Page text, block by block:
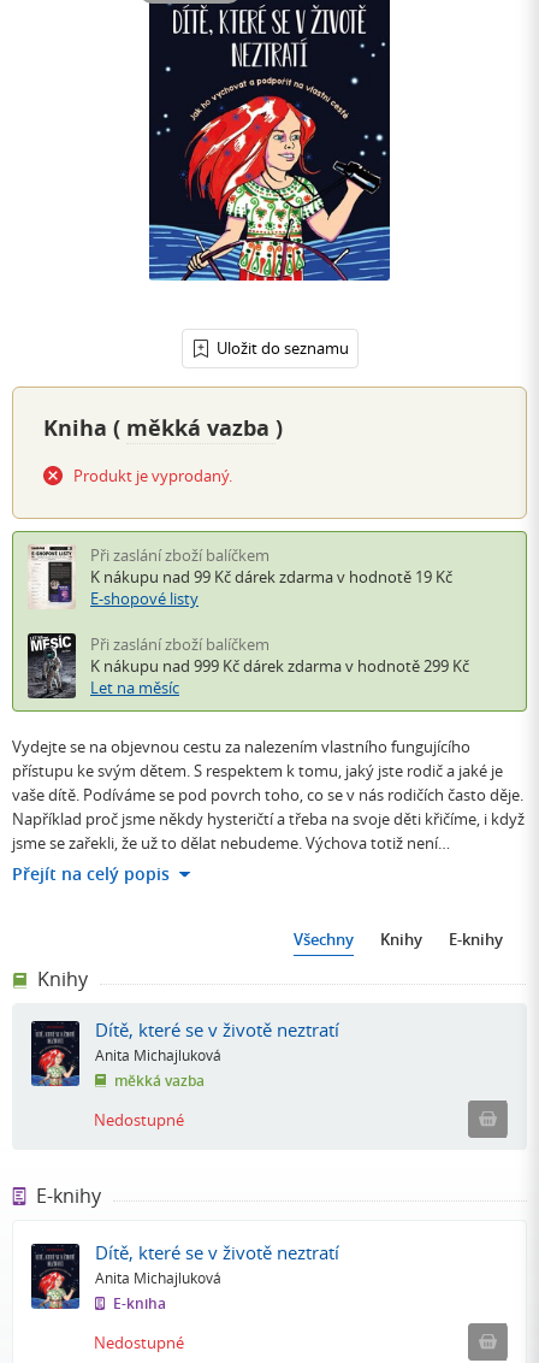
Uložit do seznamu
Kniha ( měkká vazba )
Produkt je vyprodaný.
Při zaslání zboží balíčkem
K nákupu nad 99 Kčdárek zdarmav hodnotě 19 Kč
E-shopové listy
Při zaslání zboží balíčkem
K nákupu nad 999 Kčdárek zdarmav hodnotě 299 Kč
Let na měsíc
Vydejte se na objevnou cestu za nalezením vlastního fungujícího
přístupu ke svým dětem. S respektem k tomu, jaký jste rodič a jaké je
vaše dítě. Podíváme se pod povrch toho, co se v nás rodičích často děje.
Například proč jsme někdy hysteričtí a třeba na svoje děti křičíme, i když
jsme se zařekli, že už to dělat nebudeme. Výchova totiž není…
Přejít na celý popis
Všechny Knihy E-knihy
Knihy
Dítě, které se v životě neztratí
Anita Michajluková
měkká vazba
Nedostupné
E-knihy
Dítě, které se v životě neztratí
Anita Michajluková
E-kniha
Nedostupné